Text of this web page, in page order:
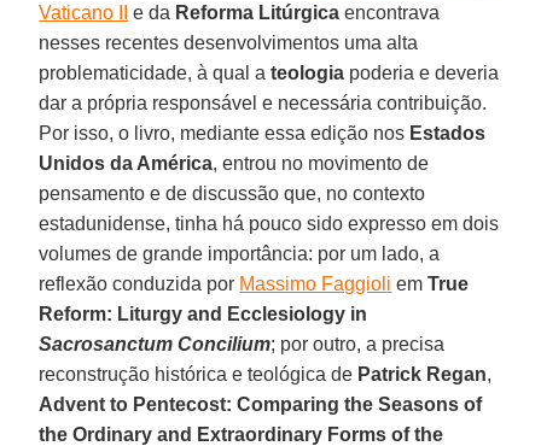
Vaticano II
e da Reforma Litúrgica encontrava
nesses recentes desenvolvimentos uma alta
problematicidade, à qual ateologia poderia e deveria
dar a própria responsável e necessária contribuição.
Por isso, o livro, mediante essa edição nos Estados
Unidos da América, entrou no movimento de
pensamento e de discussão que, no contexto
estadunidense, tinha há pouco sido expresso em dois
volumes de grande importância: por um lado, a
reflexão conduzida por Massimo Faggioli emTrue
Reform: Liturgy and Ecclesiology in
Sacrosanctum Concilium; por outro, a precisa
reconstrução histórica e teológica de Patrick Regan,
Advent to Pentecost: Comparing the Seasons of
the Ordinary and Extraordinary Forms of the